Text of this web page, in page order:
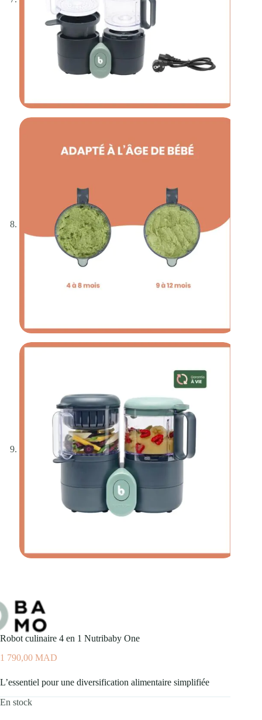
Robot culinaire 4 en 1 Nutribaby One
1 790,00 MAD
L’essentiel pour une diversification alimentaire simplifiée
En stock